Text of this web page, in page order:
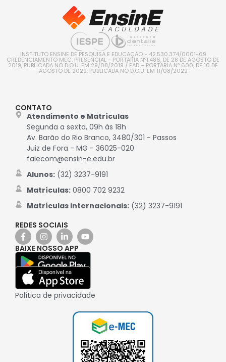
INSTITUTO ENSINE DE PESQUISA E EDUCAÇÃO - 42.530.374/0001-69
CREDENCIAMENTO MEC: PRESENCIAL - PORTARIA Nº1.486, DE 28 DE AGOSTO DE
2019, PUBLICADA NO D.O.U. EM 29/08/2019 / EAD – PORTARIA Nº 600, DE 10 DE
AGOSTO DE 2022, PUBLICADA NO D.O.U. EM 11/08/2022
CONTATO
Atendimento e Matrículas
Segunda a sexta, 09h às 18h
Av. Barão do Rio Branco, 3480/301 - Passos
Juiz de Fora - MG - 36025-020
falecom@ensin-e.edu.br
Alunos:(32) 3237-9191
Matrículas:0800 702 9232
Matrículas internacionais:(32) 3237-9191
REDES SOCIAIS
BAIXE NOSSO APP
Política de privacidade